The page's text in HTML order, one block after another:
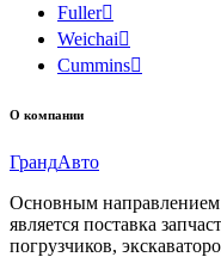
Fuller
Weichai
Cummins
О компании
ГрандАвто
Основным направлением
является поставка
погрузчиков,